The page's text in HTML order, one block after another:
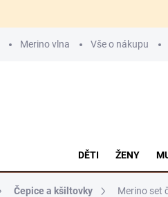
Merino vlna Vše o nákupu
DĚTI ŽENY
Čepice a kšiltovky Merino set